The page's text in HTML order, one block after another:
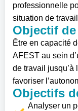
professionnelle
situation de travail
Objectif
Être en capacité
AFEST au sein
de travail jusqu’à
favoriser
Objectifs
Analyser un